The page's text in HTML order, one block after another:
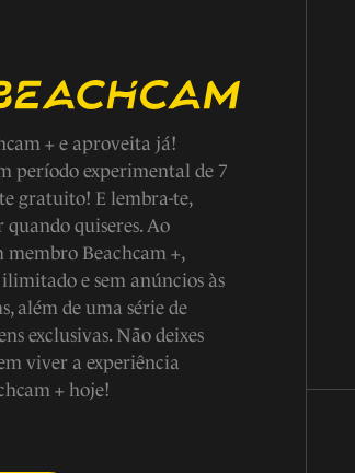
+ e aproveita já!
período experimental de 7
gratuito! E lembra-te,
quando quiseres. Ao
membro Beachcam +,
ilimitado e sem anúncios às
além de uma série de
exclusivas. Não deixes
viver a experiência
+ hoje!